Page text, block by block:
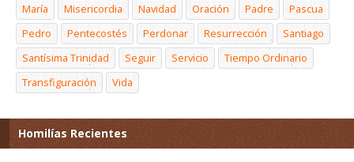
María
Misericordia Navidad Oración Padre
Pascua
Pedro
Pentecostés Perdonar Resurrección
Santiago
Santísima Trinidad
Seguir Servicio
Tiempo Ordinario
Transfiguración
Vida
Homilías Recientes